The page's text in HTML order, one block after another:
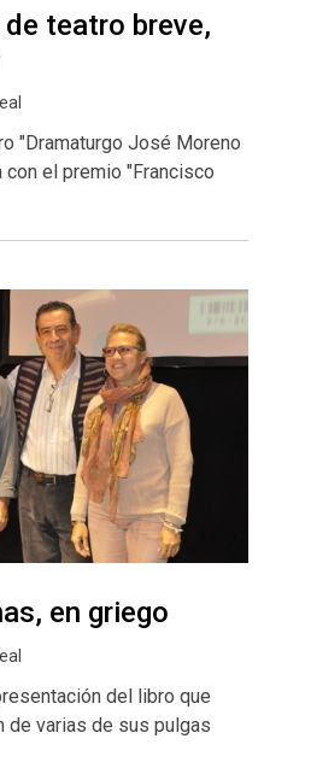
teatro breve,
"Dramaturgo José Moreno
con el premio "Francisco
en griego
del libro que
de varias de sus pulgas